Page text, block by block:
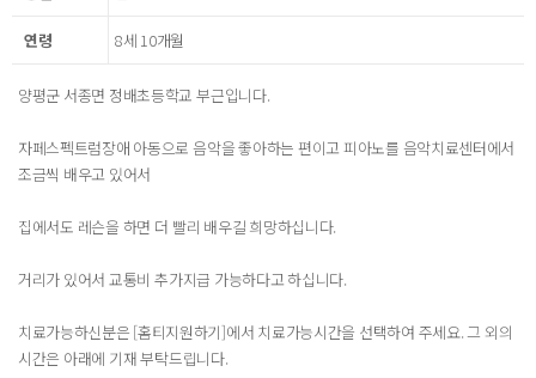
연령 8세 10개월
양평군 서종면 정배초등학교 부근입니다.
자페스펙트럼장애 아동으로 음악을 좋아하는 편이고 피아노를 음악치료센터에서
조금씩 배우고 있어서
집에서도 레슨을 하면 더 빨리 배우길 희망하십니다.
거리가 있어서 교통비 추가지급 가능하다고 하십니다.
치료가능하신분은 [홈티지원하기]에서 치료가능시간을 선택하여 주세요. 그 외의
시간은 아래에 기재 부탁드립니다.